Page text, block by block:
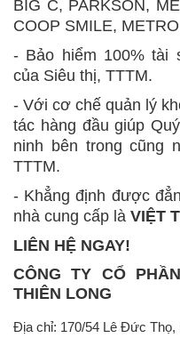
BIG C, PARKSON,
COOP SMILE,
- Bảo hiểm 100% tài
của Siêu thị, TTTM.
- Với cơ chế quản lý
tác hàng đầu giúp
ninh bên trong cũng
TTTM.
- Khẳng định được
nhà cung cấp là VIỆT
LIÊN HỆ NGAY!
CÔNG TY CỔ
THIÊN LONG
Địa chỉ: 170/54 Lê Đức